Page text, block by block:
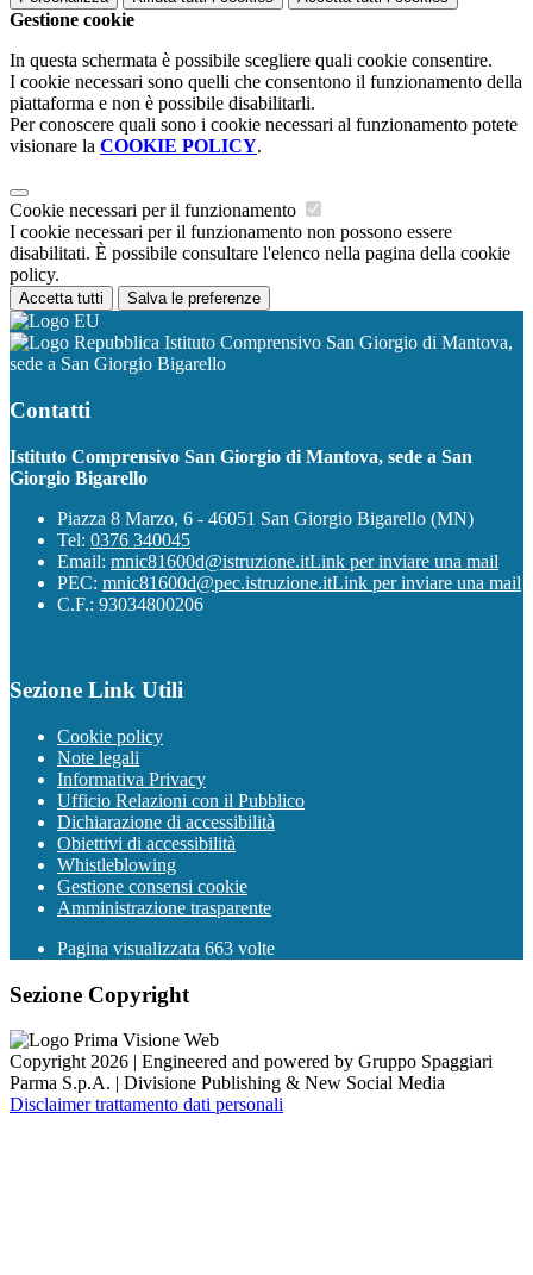
Gestione cookie
In questa schermata è possibile scegliere quali cookie consentire.
I cookie necessari sono quelli che consentono il funzionamento della
piattaforma e non è possibile disabilitarli.
Per conoscere quali sono i cookie necessari al funzionamento potete
visionare la COOKIE POLICY.
Cookie necessari per il funzionamento
I cookie necessari per il funzionamento non possono essere
disabilitati. È possibile consultare l'elenco nella pagina della cookie
policy.
Accetta tutti Salva le preferenze
Istituto Comprensivo San Giorgio di Mantova,
sede a San Giorgio Bigarello
Contatti
Istituto Comprensivo San Giorgio di Mantova, sede a San
Giorgio Bigarello
Piazza 8 Marzo, 6 - 46051 San Giorgio Bigarello (MN)
Tel: 0376 340045
Email: mnic81600d@istruzione.itLink per inviare una mail
PEC: mnic81600d@pec.istruzione.itLink per inviare una mail
C.F.: 93034800206
Sezione Link Utili
Cookie policy
Note legali
Informativa Privacy
Ufficio Relazioni con il Pubblico
Dichiarazione di accessibilità
Obiettivi di accessibilità
Whistleblowing
Gestione consensi cookie
Amministrazione trasparente
Pagina visualizzata 663 volte
Sezione Copyright
Copyright 2026 | Engineered and powered by Gruppo Spaggiari
Parma S.p.A. | Divisione Publishing & New Social Media
Disclaimer trattamento dati personali